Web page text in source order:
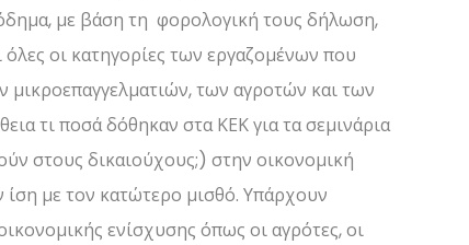
με βάση τη φορολογική τους δήλωση,
οι κατηγορίες των εργαζομένων που
μικροεπαγγελματιών, των αγροτών και των
τι ποσά δόθηκαν στα ΚΕΚ για τα σεμινάρια
στους δικαιούχους;) στην οικονομική
ίση με τον κατώτερο μισθό. Υπάρχουν
ενίσχυσης όπως οι αγρότες, οι